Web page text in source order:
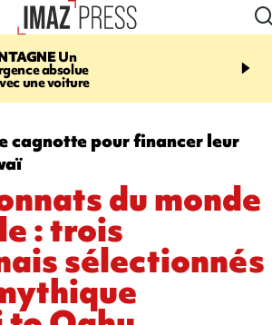
Un
absolue
une voiture
12:23
peuvent éclater et
cagnotte pour financer leur
du monde
: trois
sélectionnés